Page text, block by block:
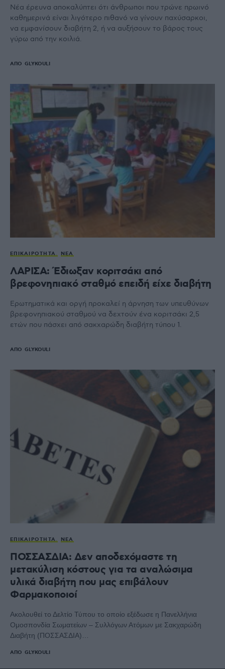
Νέα έρευνα αποκαλύπτει ότι άνθρωποι που τρώνε πρωινό
καθημερινά είναι λιγότερο πιθανό να γίνουν παχύσαρκοι,
να εμφανίσουν διαβήτη 2, ή να αυξήσουν το βάρος τους
γύρω από την κοιλιά.
ΑΠΌ GLYKOULI
ΕΠΙΚΑΙΡΌΤΗΤΑ ΝΈΑ
ΛΑΡΙΣΑ: Έδιωξαν κοριτσάκι από
βρεφονηπιακό σταθμό επειδή είχε διαβήτη
Ερωτηματικά και οργή προκαλεί η άρνηση των υπευθύνων
βρεφονηπιακού σταθμού να δεχτούν ένα κοριτσάκι 2,5
ετών που πάσχει από σακχαρώδη διαβήτη τύπου 1.
ΑΠΌ GLYKOULI
ΕΠΙΚΑΙΡΌΤΗΤΑ ΝΈΑ
ΠΟΣΣΑΣΔΙΑ: Δεν αποδεχόμαστε τη
μετακύλιση κόστους για τα αναλώσιμα
υλικά διαβήτη που μας επιβάλουν
Φαρμακοποιοί
Ακολουθεί το Δελτίο Τύπου το οποίο εξέδωσε η Πανελλήνια
Ομοσπονδία Σωματείων – Συλλόγων Ατόμων με Σακχαρώδη
Διαβήτη (ΠΟΣΣΑΣΔΙΑ)…
ΑΠΌ GLYKOULI